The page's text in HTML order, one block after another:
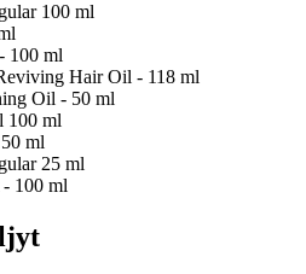
100 ml
100 ml
Hair Oil - 118 ml
Oil - 50 ml
100 ml
ml
25 ml
100 ml